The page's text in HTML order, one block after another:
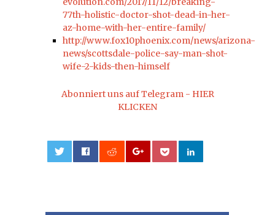
77th-holistic-doctor-shot-dead-in-her-
az-home-with-her-entire-family/
http://www.fox10phoenix.com/news/arizona-
news/scottsdale-police-say-man-shot-
wife-2-kids-then-himself
Abonniert uns auf Telegram - HIER
KLICKEN